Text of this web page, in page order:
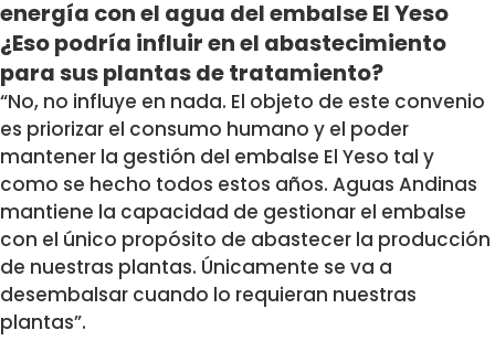
energía con el agua del embalse El Yeso
¿Eso podría influir en el abastecimiento
para sus plantas de tratamiento?
“No, no influye en nada. El objeto de este convenio
es priorizar el consumo humano y el poder
mantener la gestión del embalse El Yeso tal y
como se hecho todos estos años. Aguas Andinas
mantiene la capacidad de gestionar el embalse
con el único propósito de abastecer la producción
de nuestras plantas. Únicamente se va a
desembalsar cuando lo requieran nuestras
plantas”.